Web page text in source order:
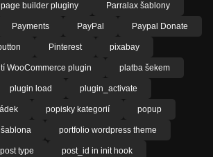
page builder pluginy Parralax šablony
Payments PayPal Paypal Donate
Pinterest pixabay
WooCommerce plugin platba šekem
plugin load plugin_activate
popisky kategorií popup
portfolio wordpress theme
post type post_id in init hook